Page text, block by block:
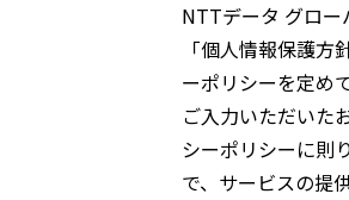
NTTデータ グロー
「個人情報保護
ーポリシーを定め
ご入力いただいた
シーポリシーに則
で、サービスの提